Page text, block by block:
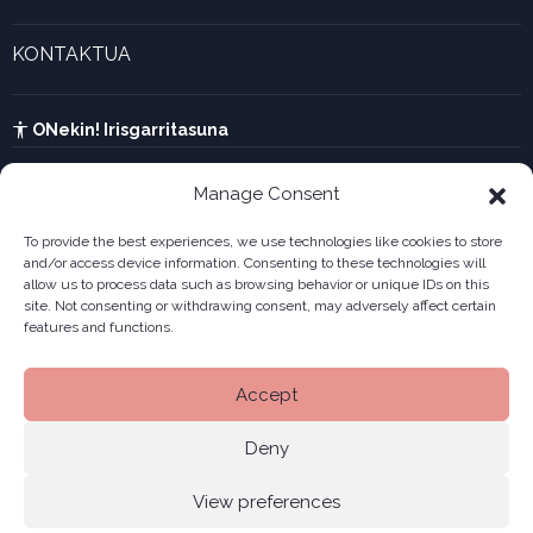
Manage Consent
To provide the best experiences, we use technologies like cookies to store
and/or access device information. Consenting to these technologies will
allow us to process data such as browsing behavior or unique IDs on this
site. Not consenting or withdrawing consent, may adversely affect certain
features and functions.
Accept
Deny
View preferences
UTA kalkulagailua
KONTAKTUA
ONekin! Irisgarritasuna